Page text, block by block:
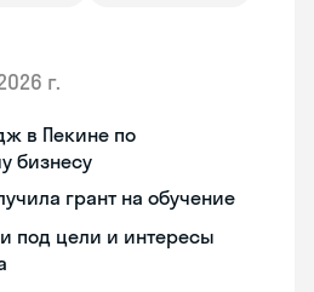
г.
в Пекине по
бизнесу
грант на обучение
под цели и интересы